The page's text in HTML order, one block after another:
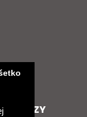
ODKAZY